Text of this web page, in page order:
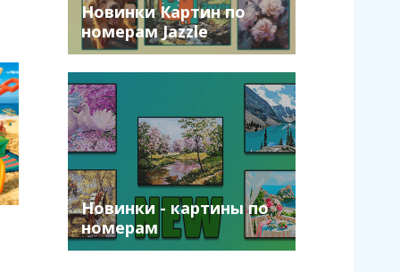
Новинки Картин по
номерам Jazzle
(декабрь 2024)
Новинки - картины по
номерам